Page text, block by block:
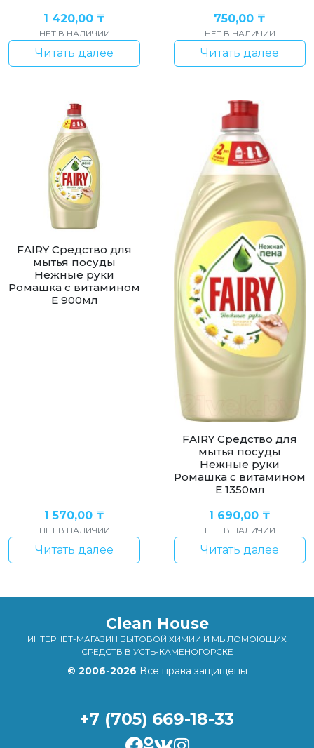
1 420,00 ₸
НЕТ В НАЛИЧИИ
Читать далее
750,00 ₸
НЕТ В НАЛИЧИИ
Читать далее
FAIRY Средство для
мытья посуды
Нежные руки
Ромашка с витамином
Е 900мл
1 570,00 ₸
НЕТ В НАЛИЧИИ
Читать далее
FAIRY Средство для
мытья посуды
Нежные руки
Ромашка с витамином
Е 1350мл
1 690,00 ₸
НЕТ В НАЛИЧИИ
Читать далее
Clean House
ИНТЕРНЕТ-МАГАЗИН БЫТОВОЙ ХИМИИ И МЫЛОМОЮЩИХ
СРЕДСТВ В УСТЬ-КАМЕНОГОРСКЕ
© 2006-2026 Все права защищены
+7 (705) 669-18-33